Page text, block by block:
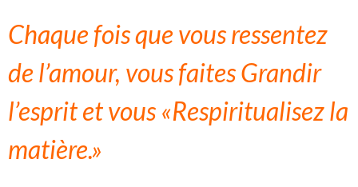
Chaque fois que vous ressentez
de l’amour, vous faites Grandir
l’esprit et vous «Respiritualisez la
matière.»